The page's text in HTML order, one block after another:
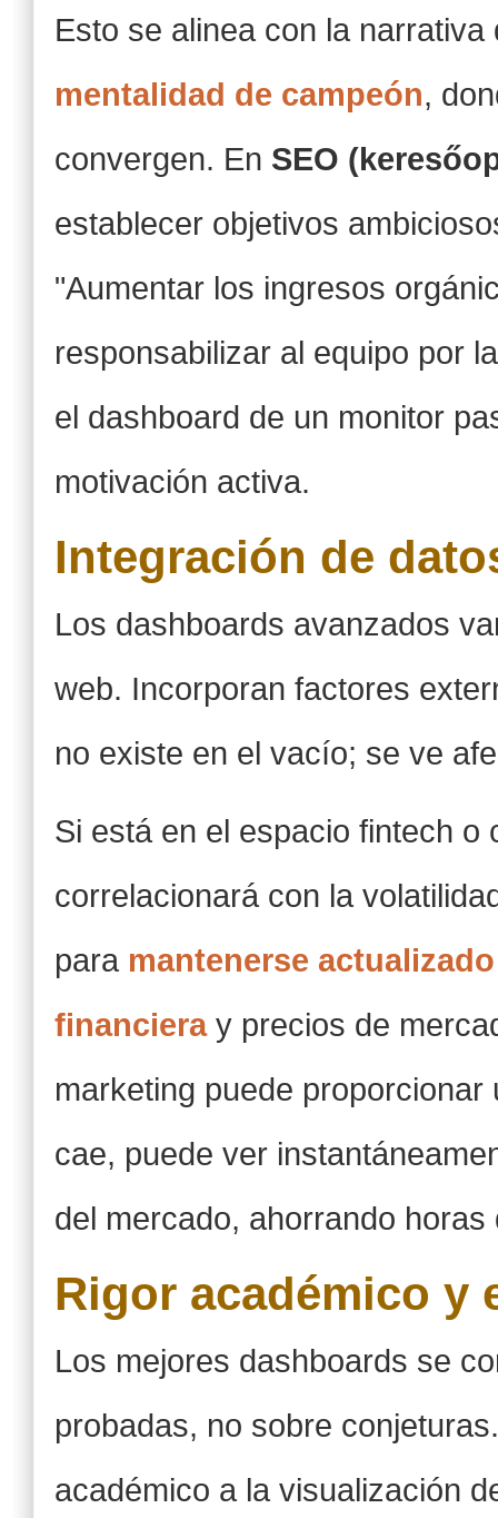
Esto se alinea con la
mentalidad de campeón,
convergen. En SEO
establecer objetivos
"Aumentar los ingresos
responsabilizar al equipo por
el dashboard de un monitor
motivación activa.
Integración de
Los dashboards avanzados
web. Incorporan factores
no existe en el vacío; se ve
Si está en el espacio fintech
correlacionará con la
para mantenerse
financieray precios de
marketing puede
cae, puede ver
del mercado, ahorrando
Rigor académico y
Los mejores dashboards se
probadas, no sobre
académico a la visualización